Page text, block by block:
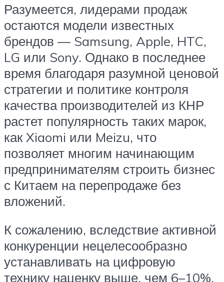
Разумеется, лидерами продаж
остаются модели известных
брендов — Samsung, Apple, HTC,
LG или Sony. Однако в последнее
время благодаря разумной ценовой
стратегии и политике контроля
качества производителей из КНР
растет популярность таких марок,
как Xiaomi или Meizu, что
позволяет многим начинающим
предпринимателям строить бизнес
с Китаем на перепродаже без
вложений.
К сожалению, вследствие активной
конкуренции нецелесообразно
устанавливать на цифровую
технику наценку выше, чем 6–10%.